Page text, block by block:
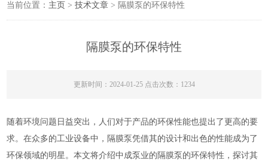
当前位置： 主页 >技术文章 > 隔膜泵的环保特性
隔膜泵的环保特性
更新时间：2024-01-25 点击次数：1234
随着环境问题日益突出，人们对于产品的环保性能也提出了更高的要
求。在众多的工业设备中，隔膜泵凭借其的设计和出色的性能成为了
环保领域的明星。本文将介绍中成泵业的隔膜泵的环保特性，探讨其